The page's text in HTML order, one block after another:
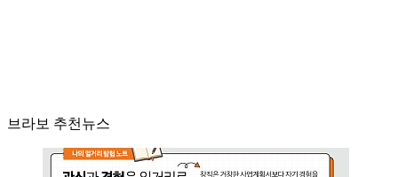
브라보 추천뉴스